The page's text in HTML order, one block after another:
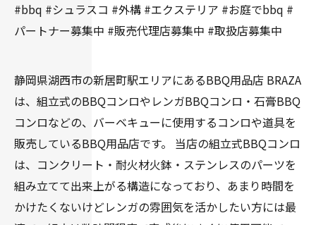
#bbq #シュラスコ #外構 #エクステリア #お庭でbbq #
パートナー募集中 #販売代理店募集中 #取扱店募集中
静岡県湖西市の新居町駅エリアにあるBBQ用品店 BRAZA
は、組立式のBBQコンロやレンガBBQコンロ・石膏BBQ
コンロなどの、バーベキューに使用するコンロや道具を
販売しているBBQ用品店です。 当店の組立式BBQコンロ
は、コンクリート・耐火材火鉢・ステンレスのパーツを
組み立てて出来上がる構造になっており、あまり時間を
かけたくないけどレンガの雰囲気を活かしたい方には最